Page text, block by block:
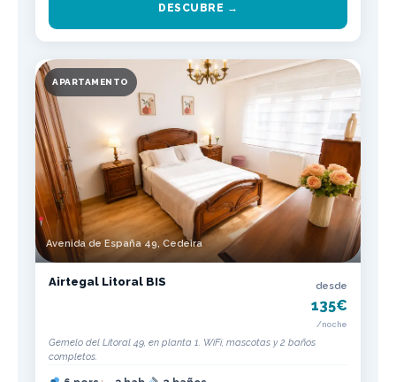
DESCUBRE →
APARTAMENTO
Avenida de España 49, Cedeira
Airtegal Litoral BIS desde
135€
/noche
Gemelo del Litoral 49, en planta 1. WiFi, mascotas y 2 baños
completos.